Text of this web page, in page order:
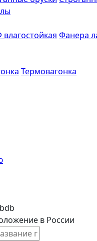
Фанера
Термовагонка
в России